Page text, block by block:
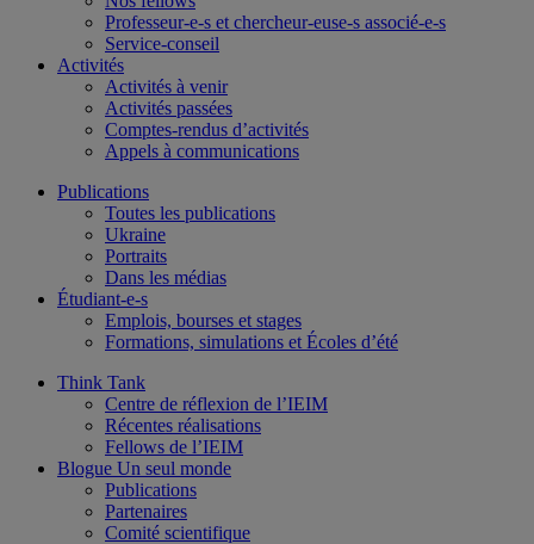
Professeur-e-s et chercheur-euse-s associé-e-s
Service-conseil
Activités
Activités à venir
Activités passées
Comptes-rendus d’activités
Appels à communications
Publications
Toutes les publications
Ukraine
Portraits
Dans les médias
Étudiant-e-s
Emplois, bourses et stages
Formations, simulations et Écoles d’été
Think Tank
Centre de réflexion de l’IEIM
Récentes réalisations
Fellows de l’IEIM
Blogue Un seul monde
Publications
Partenaires
Comité scientifique